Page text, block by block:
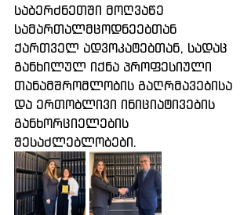
საბერძნეთში მოღვაწე
სამართალმცოდნეებთან
ქართველ ადვოკატებთან, სადაც
განხილულ იქნა პროფესიული
თანამშრომლობის გაღრმავებისა
და ერთობლივი ინიციატივების
განხორციელების
შესაძლებლობები.